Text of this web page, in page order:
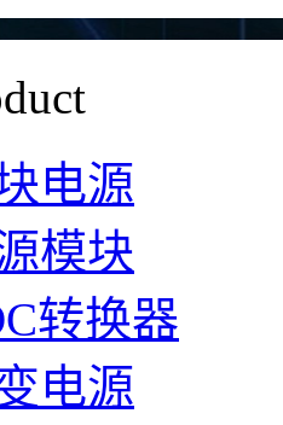
电源
模块
转换器
电源